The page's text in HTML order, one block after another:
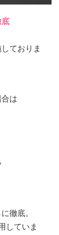
底
ておりま
は
徹底。
していま